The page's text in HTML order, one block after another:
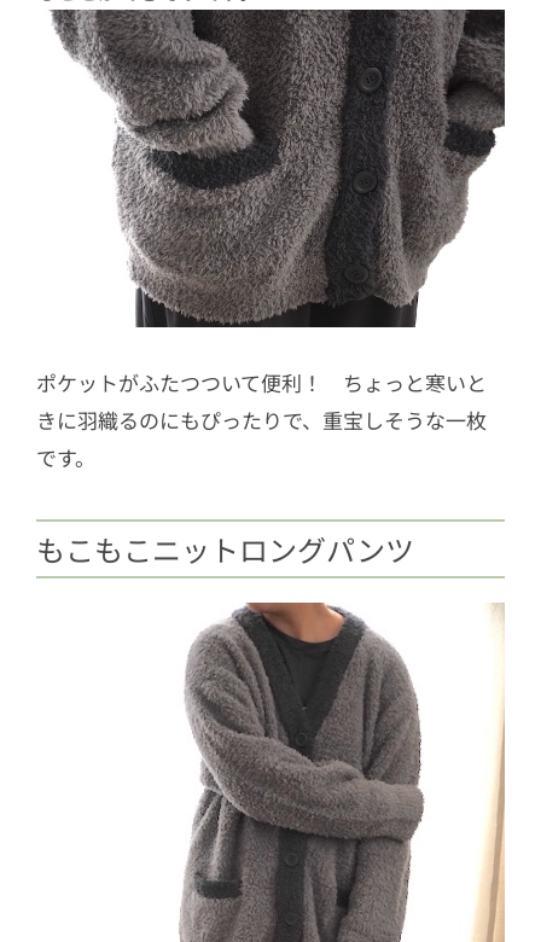
ポケットがふたつついて便利！ ちょっと寒いと
きに羽織るのにもぴったりで、重宝しそうな一枚
です。
もこもこニットロングパンツ